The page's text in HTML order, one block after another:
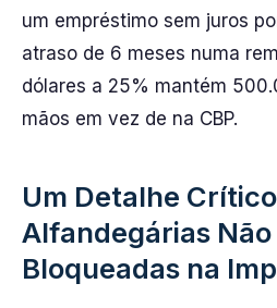
um empréstimo sem juros
atraso de 6 meses numa
dólares a 25% mantém
mãos em vez de na CBP.
Um Detalhe
Alfandegárias Não
Bloqueadas na